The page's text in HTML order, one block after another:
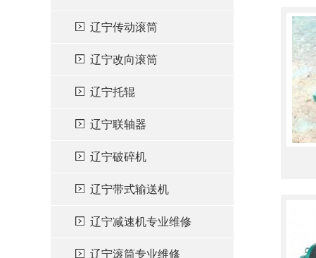
辽宁传动滚筒
辽宁改向滚筒
辽宁托辊
辽宁联轴器
辽宁破碎机
辽宁带式输送机
辽宁减速机专业维修
辽宁滚筒专业维修